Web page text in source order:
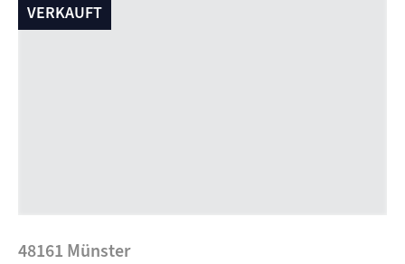
VERKAUFT
48161 Münster